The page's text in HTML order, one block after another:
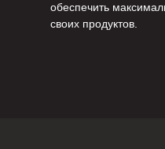
обеспечить
своих продуктов.